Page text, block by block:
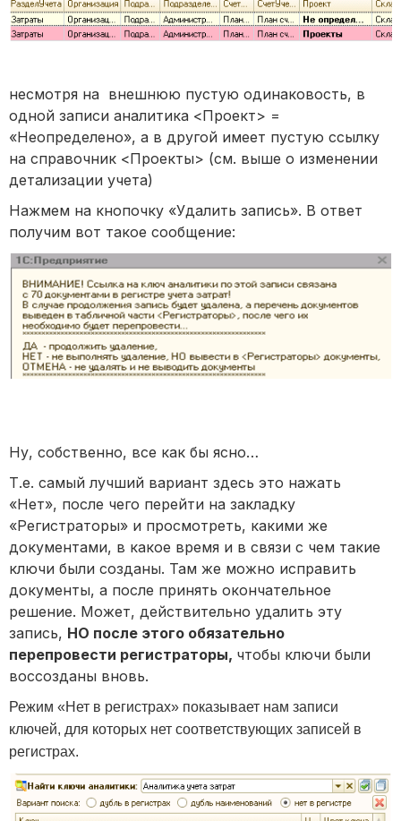
несмотря на внешнюю пустую одинаковость, в
одной записи аналитика <Проект> =
«Неопределено», а в другой имеет пустую ссылку
на справочник <Проекты> (см. выше о изменении
детализации учета)
Нажмем на кнопочку «Удалить запись». В ответ
получим вот такое сообщение:
Ну, собственно, все как бы ясно…
Т.е. самый лучший вариант здесь это нажать
«Нет», после чего перейти на закладку
«Регистраторы» и просмотреть, какими же
документами, в какое время и в связи с чем такие
ключи были созданы. Там же можно исправить
документы, а после принять окончательное
решение. Может, действительно удалить эту
запись, НО после этого обязательно
перепровести регистраторы, чтобы ключи были
воссозданы вновь.
Режим «Нет в регистрах» показывает нам записи
ключей, для которых нет соответствующих записей в
регистрах.